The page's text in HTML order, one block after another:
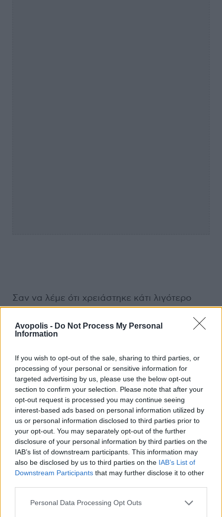
Avopolis - Do Not Process My Personal
Information
If you wish to opt-out of the sale, sharing to third parties, or
processing of your personal or sensitive information for
targeted advertising by us, please use the below opt-out
section to confirm your selection. Please note that after your
opt-out request is processed you may continue seeing
interest-based ads based on personal information utilized by
us or personal information disclosed to third parties prior to
your opt-out. You may separately opt-out of the further
disclosure of your personal information by third parties on the
IAB’s list of downstream participants. This information may
also be disclosed by us to third parties on the IAB’s List of
Downstream Participants that may further disclose it to other
Personal Data Processing Opt Outs
Σαν να λέμε ότι χρειάστηκε κάτι λιγότερο
από επτά χρόνια για να αφήσει πίσω το
underground ήθος του Smart Bar και να
αναρριχηθεί στις main dance κορυφές.
«Ο Neil Tennant των Pet Shop Boys είχε πει
κάτι πολύ ενδιαφέρον σχετικά με το πώς η
ποπ μουσική υποτίθεται ότι πρέπει να είναι
προκλητική και σε κάποιον που σκέφτεται
κριτικά να του υπενθυμίζει τόσο αυτά που
μισεί όσο και αυτά που του αρέσουν. Το ίδιο
ισχύει και με την δική μου θέση στην ποπ
βιομηχανία.Στόχος μου είναι να είμαι πάντα
ένα αγκάθι στην άκρη των ποπ πρότζεκτ που
εμπλέκομαι. Όταν άρχισα το DJing, στις
χορευτική μουσική με τα super clubs, τις